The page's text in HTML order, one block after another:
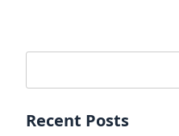
Recent Posts